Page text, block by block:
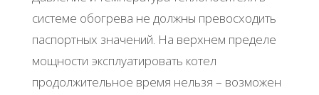
системе обогрева не должны превосходить
паспортных значений. На верхнем пределе
мощности эксплуатировать котел
продолжительное время нельзя – возможен